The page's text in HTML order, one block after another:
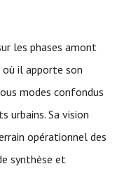
les phases amont
il apporte son
modes confondus
urbains. Sa vision
opérationnel des
synthèse et